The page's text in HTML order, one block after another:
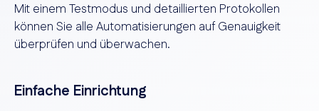
Mit einem Testmodus und detaillierten Protokollen
können Sie alle Automatisierungen auf Genauigkeit
überprüfen und überwachen.
Einfache Einrichtung